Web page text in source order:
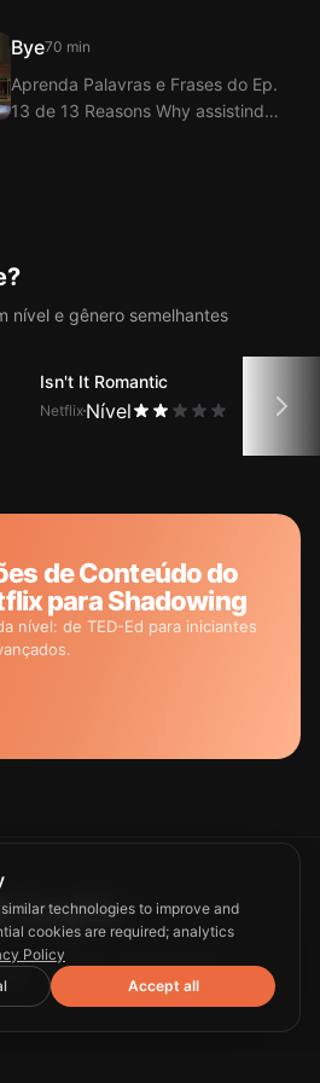
Langflix! O Langflix oferece
tradução dos Diálogos do Ep. 12
de 13 Reasons Why com a função
Bye70 min
Aprenda Palavras e Frases do Ep.
13 de 13 Reasons Why assistindo
de legendas duplas.
nível e gênero semelhantes
Isn't It Romantic
Netflix Nível
de Conteúdo do
para Shadowing
nível: de TED-Ed para iniciantes
Terms Contact us
technologies to improve and
cookies are required; analytics
Policy
Accept all